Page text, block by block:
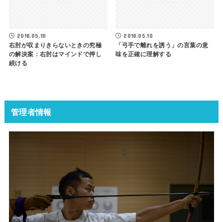
2018.05.10
右肘が収まりきらないときの究極
の解決案：右肘はマインドで押し
続ける
2018.05.10
「弓手で離れを誘う」の言葉の意
味を正確に理解する
管理者情報